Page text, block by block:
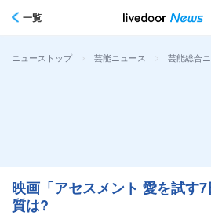
一覧
ニューストップ > 芸能ニュース > 芸能総合
映画「アセスメント 愛を試す
質は?